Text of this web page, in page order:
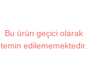
Bu ürün geçici olarak
temin edilememektedir.